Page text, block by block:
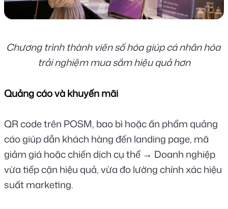
Chương trình thành viên số hóa giúp cá nhân hóa
trải nghiệm mua sắm hiệu quả hơn
Quảng cáo và khuyến mãi
QR code trên POSM, bao bì hoặc ấn phẩm quảng
cáo giúp dẫn khách hàng đến landing page, mã
giảm giá hoặc chiến dịch cụ thể → Doanh nghiệp
vừa tiếp cận hiệu quả, vừa đo lường chính xác hiệu
suất marketing.